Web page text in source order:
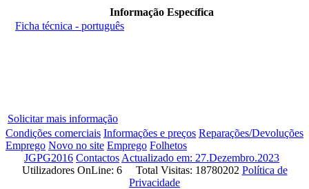
Informação Específica
Ficha técnica - português
Solicitar mais informação
Condições comerciais Informações e preços Reparações/Devoluções
Emprego Novo no site Emprego Folhetos
JGPG2016 Contactos Actualizado em: 27.Dezembro.2023
Utilizadores OnLine: 6 Total Visitas: 18780202 Política de
Privacidade